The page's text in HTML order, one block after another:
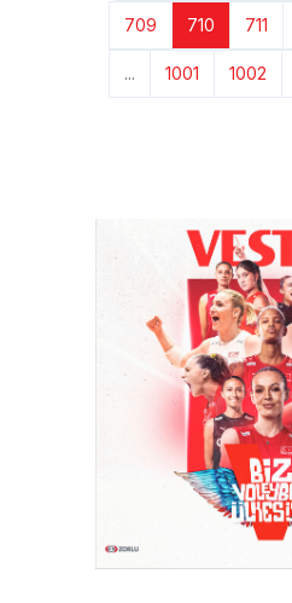
709 710 711
... 1001 1002